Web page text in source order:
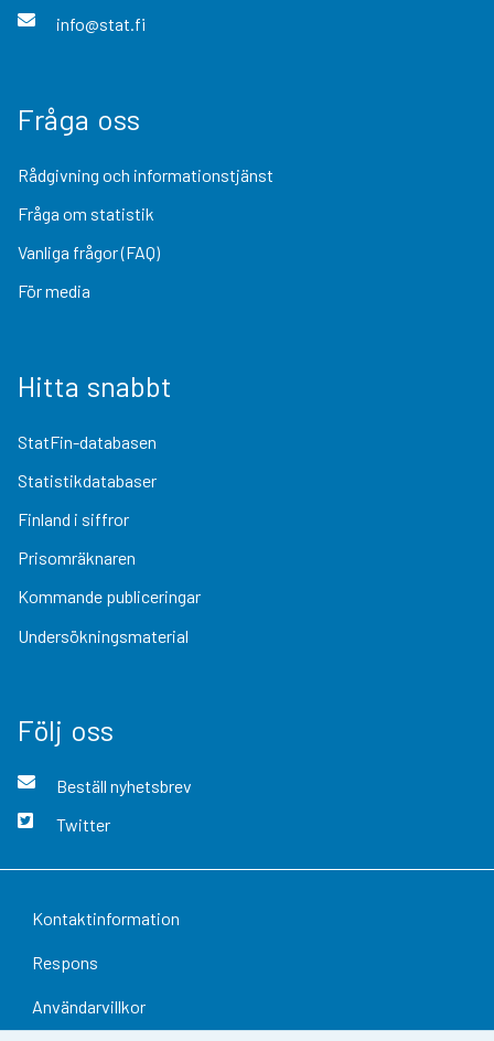
info@stat.fi
Fråga oss
Rådgivning och informationstjänst
Fråga om statistik
Vanliga frågor (FAQ)
För media
Hitta snabbt
StatFin-databasen
Statistikdatabaser
Finland i siffror
Prisomräknaren
Kommande publiceringar
Undersökningsmaterial
Följ oss
Beställ nyhetsbrev
Twitter
Kontaktinformation
Respons
Användarvillkor